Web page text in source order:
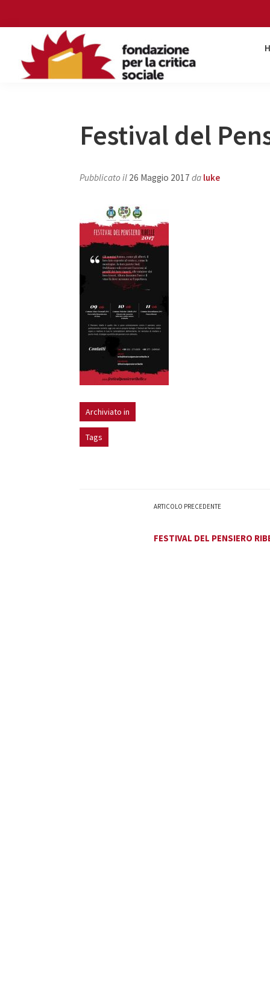
to
primary
navigation
to
content
to
primary
sidebar
to
Festival del
Pubblicato il 26 Maggio 2017 da luke
Archiviato in
Tags
ARTICOLO PRECEDENTE
FESTIVAL DEL PENSIERO